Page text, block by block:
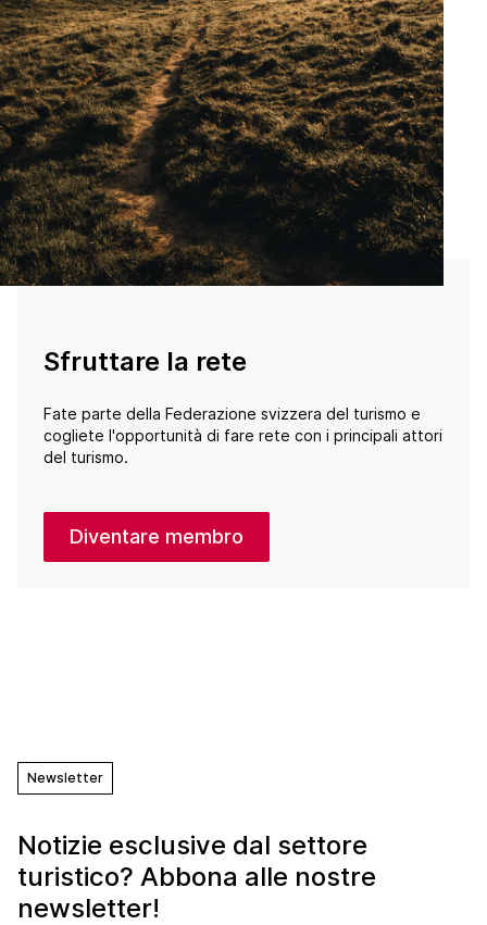
Sfruttare la rete
Fate parte della Federazione svizzera del turismo e
cogliete l'opportunità di fare rete con i principali attori
del turismo.
Diventare membro
Newsletter
Notizie esclusive dal settore
turistico? Abbona alle nostre
newsletter!